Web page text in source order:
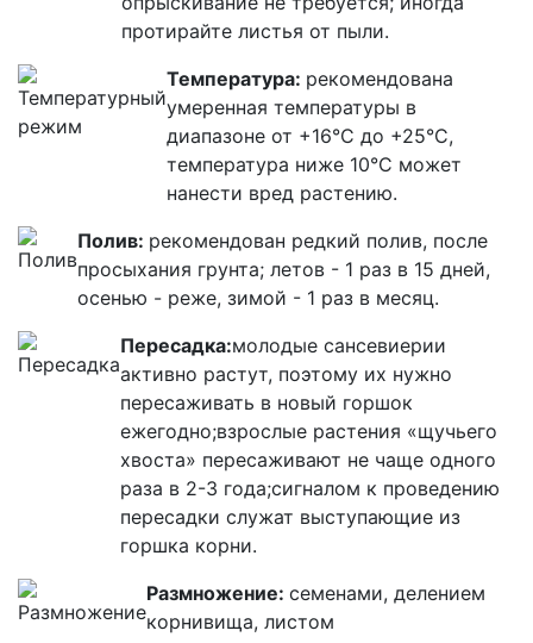
протирайте листья от пыли.
Температура: рекомендована
умеренная температуры в
диапазоне от +16°C до +25°C,
температура ниже 10°C может
нанести вред растению.
Полив: рекомендован редкий полив, после
просыхания грунта; летов - 1 раз в 15 дней,
осенью - реже, зимой - 1 раз в месяц.
Пересадка:молодые сансевиерии
активно растут, поэтому их нужно
пересаживать в новый горшок
ежегодно;взрослые растения «щучьего
хвоста» пересаживают не чаще одного
раза в 2-3 года;сигналом к проведению
пересадки служат выступающие из
горшка корни.
Размножение: семенами, делением
корнивища, листом